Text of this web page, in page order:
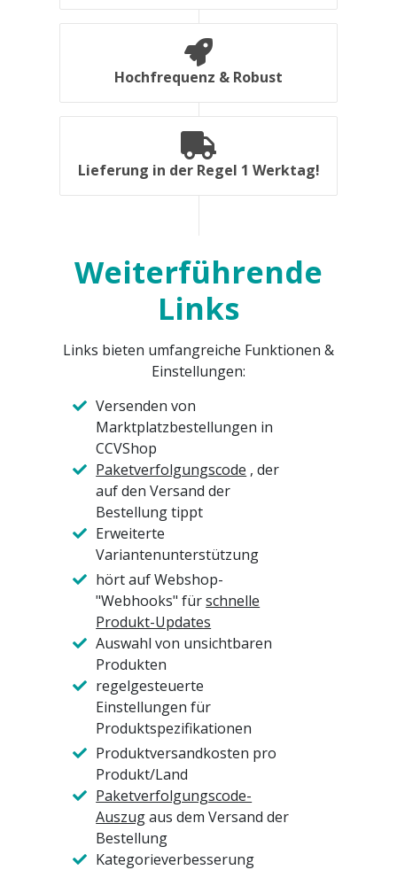
Hochfrequenz & Robust
Lieferung in der Regel 1 Werktag!
Weiterführende
Links
Links bieten umfangreiche Funktionen &
Einstellungen:
Versenden von
Marktplatzbestellungen in
CCVShop
Paketverfolgungscode , der
auf den Versand der
Bestellung tippt
Erweiterte
Variantenunterstützung
hört auf Webshop-
"Webhooks" fürschnelle
Produkt-Updates
Auswahl von unsichtbaren
Produkten
regelgesteuerte
Einstellungen für
Produktspezifikationen
Produktversandkosten pro
Produkt/Land
Paketverfolgungscode-
Auszugaus dem Versand der
Bestellung
Kategorieverbesserung